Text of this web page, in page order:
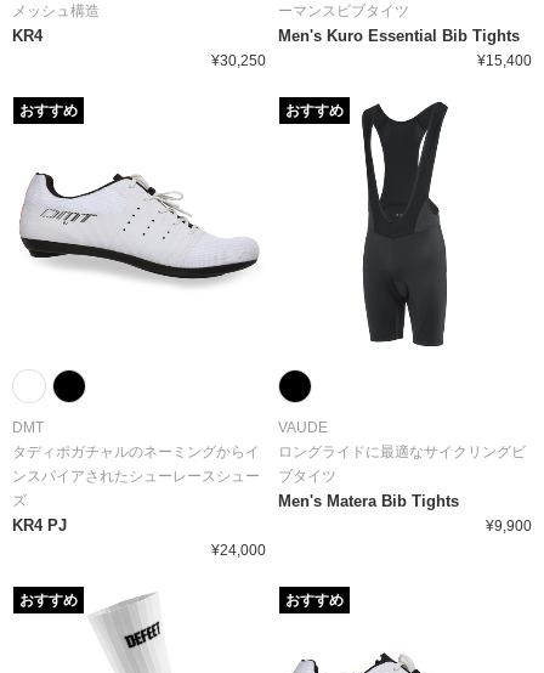
メッシュ構造
KR4
¥30,250
ーマンスビブタイツ
Men's Kuro Essential Bib Tights
¥15,400
DMT
タディポガチャルのネーミングからイ
ンスパイアされたシューレースシュー
ズ
KR4 PJ
¥24,000
おすすめ
VAUDE
ロングライドに最適なサイクリングビ
ブタイツ
Men's Matera Bib Tights
¥9,900
おすすめ
おすすめ おすすめ